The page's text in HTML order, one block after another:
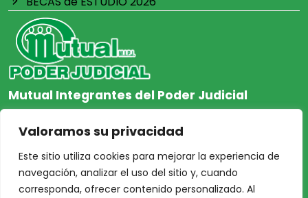
Valoramos su privacidad
Este sitio utiliza cookies para mejorar la experiencia de
navegación, analizar el uso del sitio y, cuando
corresponda, ofrecer contenido personalizado. Al
Mutual Integrantes del Poder Judicial
afiliacion@mjpj.org.ar
+54 9 342 467-4510